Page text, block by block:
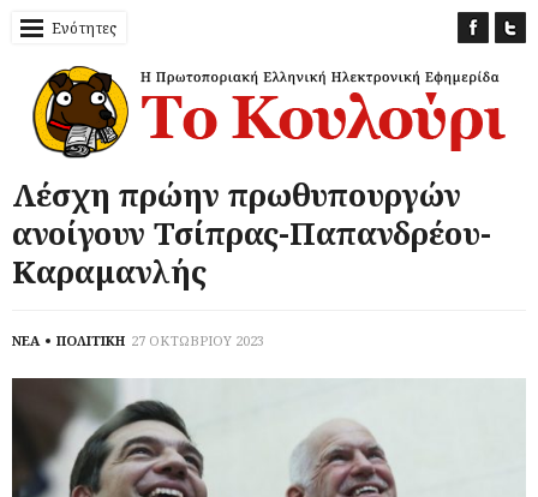
Ενότητες
Λέσχη πρώην πρωθυπουργών
ανοίγουν Τσίπρας-Παπανδρέου-
Καραμανλής
ΝΕΑ ΠΟΛΙΤΙΚΗ 27 ΟΚΤΩΒΡΙΟΥ 2023